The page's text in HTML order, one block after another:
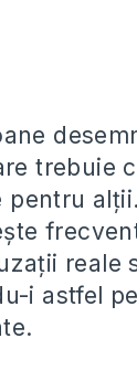
trebuie
reale
i astfel